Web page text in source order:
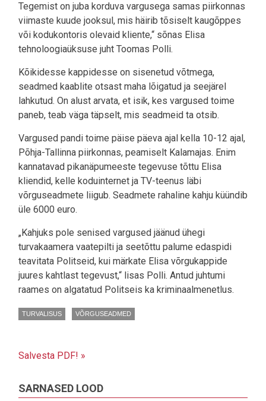
Tegemist on juba korduva vargusega samas piirkonnas
viimaste kuude jooksul, mis häirib tõsiselt kaugõppes
või kodukontoris olevaid kliente,“ sõnas Elisa
tehnoloogiaüksuse juht Toomas Polli.
Kõikidesse kappidesse on sisenetud võtmega,
seadmed kaablite otsast maha lõigatud ja seejärel
lahkutud. On alust arvata, et isik, kes vargused toime
paneb, teab väga täpselt, mis seadmeid ta otsib.
Vargused pandi toime päise päeva ajal kella 10-12 ajal,
Põhja-Tallinna piirkonnas, peamiselt Kalamajas. Enim
kannatavad pikanäpumeeste tegevuse tõttu Elisa
kliendid, kelle koduinternet ja TV-teenus läbi
võrguseadmete liigub. Seadmete rahaline kahju küündib
üle 6000 euro.
„Kahjuks pole senised vargused jäänud ühegi
turvakaamera vaatepilti ja seetõttu palume edaspidi
teavitata Politseid, kui märkate Elisa võrgukappide
juures kahtlast tegevust,“ lisas Polli. Antud juhtumi
raames on algatatud Politseis ka kriminaalmenetlus.
TURVALISUS VÕRGUSEADMED
Salvesta PDF! »
SARNASED LOOD